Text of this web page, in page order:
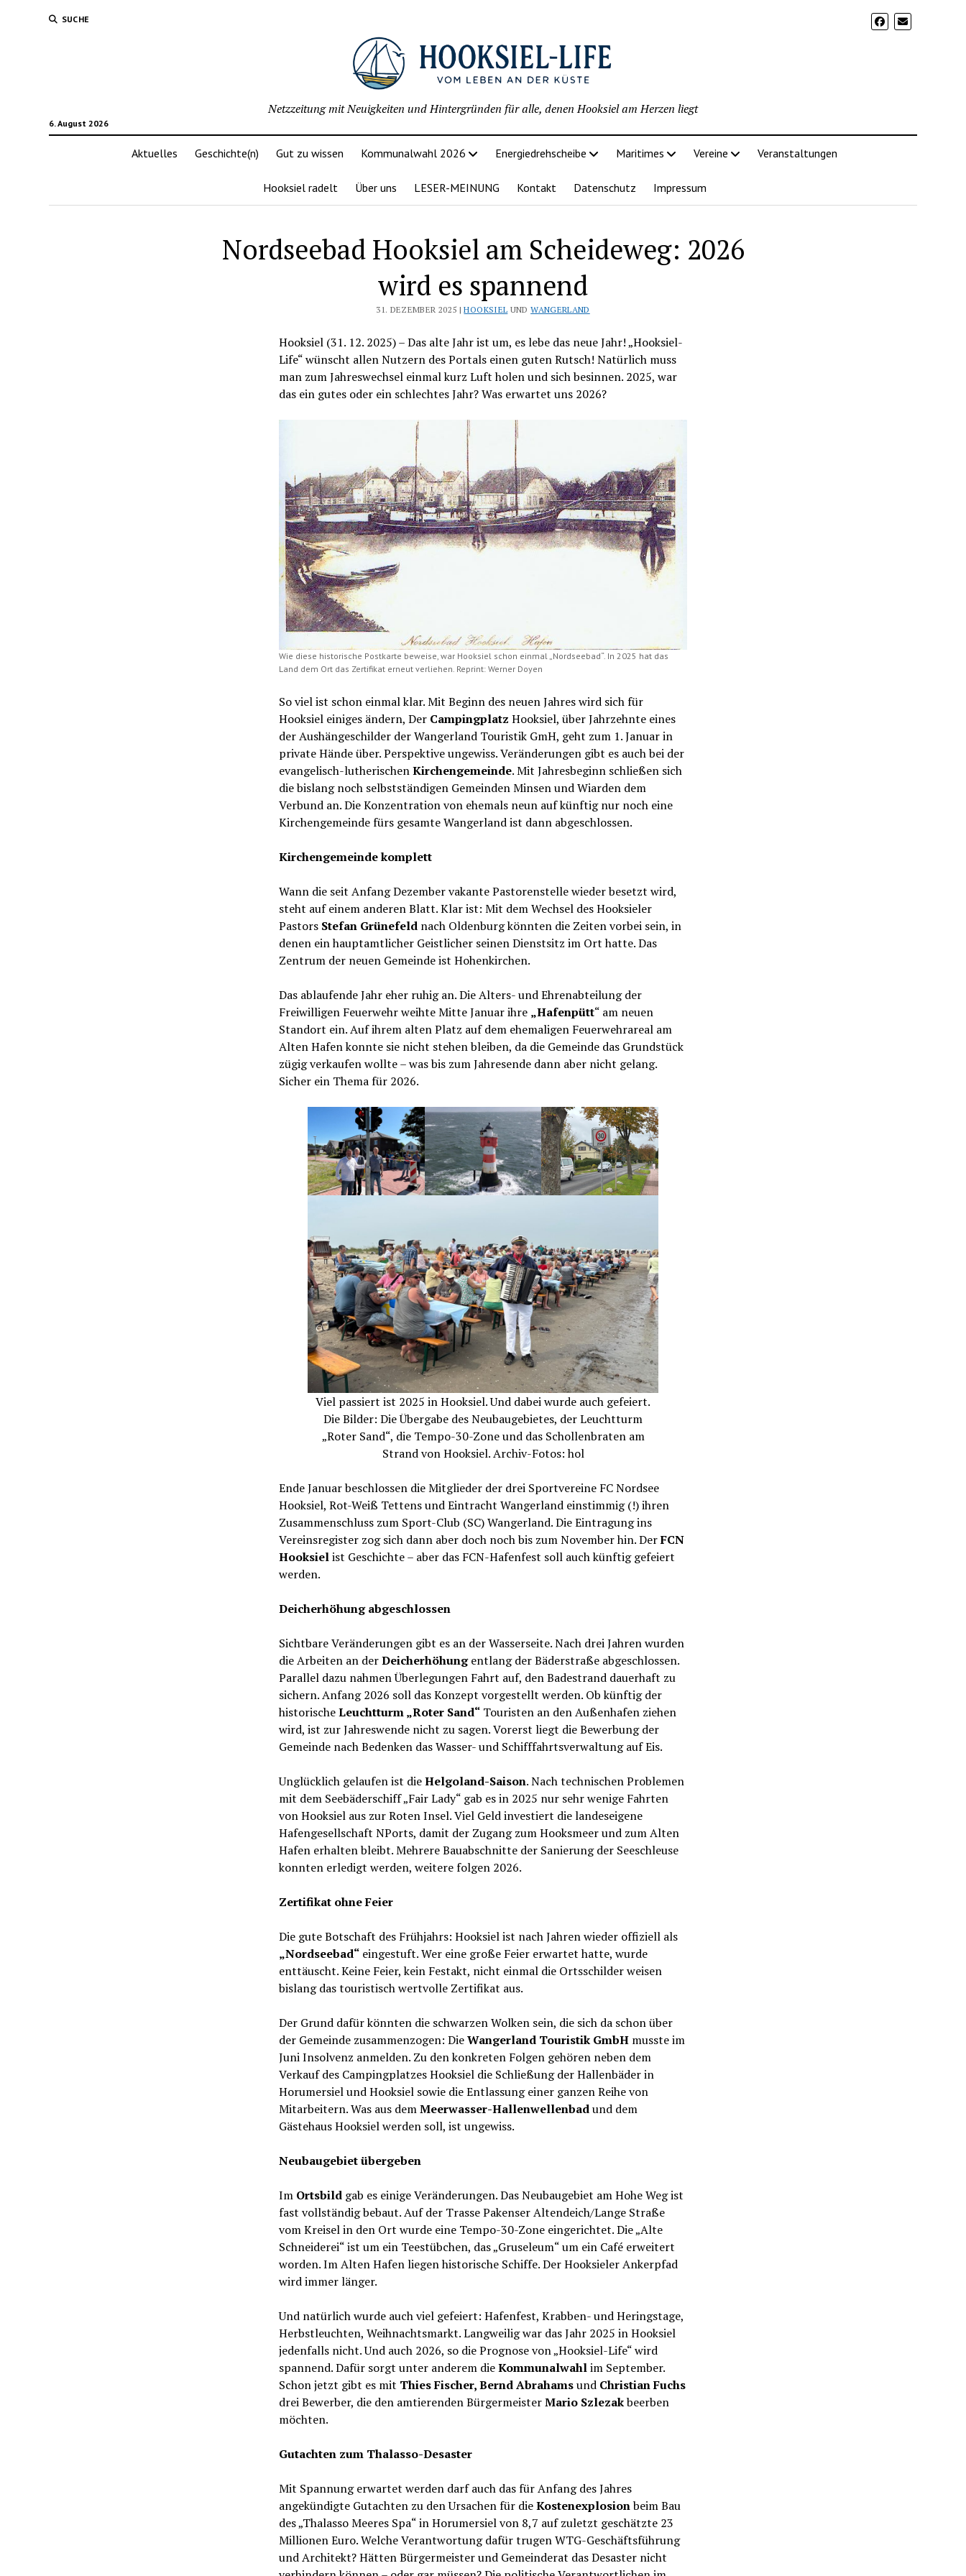
SUCHE
6. August 2026
Netzzeitung mit Neuigkeiten und Hintergründen für alle, denen Hooksiel am Herzen liegt
Aktuelles Geschichte(n) Gut zu wissen Kommunalwahl 2026 Energiedrehscheibe Maritimes Vereine Veranstaltungen
Hooksiel radelt Über uns LESER-MEINUNG Kontakt Datenschutz Impressum
Nordseebad Hooksiel am Scheideweg: 2026
wird es spannend
31. DEZEMBER 2025 |HOOKSIEL UNDWANGERLAND
Hooksiel (31. 12. 2025) – Das alte Jahr ist um, es lebe das neue Jahr! „Hooksiel-
Life“ wünscht allen Nutzern des Portals einen guten Rutsch! Natürlich muss
man zum Jahreswechsel einmal kurz Luft holen und sich besinnen. 2025, war
das ein gutes oder ein schlechtes Jahr? Was erwartet uns 2026?
Wie diese historische Postkarte beweise, war Hooksiel schon einmal „Nordseebad“. In 2025 hat das
Land dem Ort das Zertifikat erneut verliehen. Reprint: Werner Doyen
So viel ist schon einmal klar. Mit Beginn des neuen Jahres wird sich für
Hooksiel einiges ändern, Der Campingplatz Hooksiel, über Jahrzehnte eines
der Aushängeschilder der Wangerland Touristik GmH, geht zum 1. Januar in
private Hände über. Perspektive ungewiss. Veränderungen gibt es auch bei der
evangelisch-lutherischenKirchengemeinde. Mit Jahresbeginn schließen sich
die bislang noch selbstständigen Gemeinden Minsen und Wiarden dem
Verbund an. Die Konzentration von ehemals neun auf künftig nur noch eine
Kirchengemeinde fürs gesamte Wangerland ist dann abgeschlossen.
Kirchengemeinde komplett
Wann die seit Anfang Dezember vakante Pastorenstelle wieder besetzt wird,
steht auf einem anderen Blatt. Klar ist: Mit dem Wechsel des Hooksieler
Pastors Stefan Grünefeld nach Oldenburg könnten die Zeiten vorbei sein, in
denen ein hauptamtlicher Geistlicher seinen Dienstsitz im Ort hatte. Das
Zentrum der neuen Gemeinde ist Hohenkirchen.
Das ablaufende Jahr eher ruhig an. Die Alters- und Ehrenabteilung der
Freiwilligen Feuerwehr weihte Mitte Januar ihre „Hafenpütt“ am neuen
Standort ein. Auf ihrem alten Platz auf dem ehemaligen Feuerwehrareal am
Alten Hafen konnte sie nicht stehen bleiben, da die Gemeinde das Grundstück
zügig verkaufen wollte – was bis zum Jahresende dann aber nicht gelang.
Sicher ein Thema für 2026.
Viel passiert ist 2025 in Hooksiel. Und dabei wurde auch gefeiert.
Die Bilder: Die Übergabe des Neubaugebietes, der Leuchtturm
„Roter Sand“, die Tempo-30-Zone und das Schollenbraten am
Strand von Hooksiel. Archiv-Fotos: hol
Ende Januar beschlossen die Mitglieder der drei Sportvereine FC Nordsee
Hooksiel, Rot-Weiß Tettens und Eintracht Wangerland einstimmig (!) ihren
Zusammenschluss zum Sport-Club (SC) Wangerland. Die Eintragung ins
Vereinsregister zog sich dann aber doch noch bis zum November hin. DerFCN
Hooksielist Geschichte – aber das FCN-Hafenfest soll auch künftig gefeiert
werden.
Deicherhöhung abgeschlossen
Sichtbare Veränderungen gibt es an der Wasserseite. Nach drei Jahren wurden
die Arbeiten an derDeicherhöhungentlang der Bäderstraße abgeschlossen.
Parallel dazu nahmen Überlegungen Fahrt auf, den Badestrand dauerhaft zu
sichern. Anfang 2026 soll das Konzept vorgestellt werden. Ob künftig der
historischeLeuchtturm „Roter Sand“Touristen an den Außenhafen ziehen
wird, ist zur Jahreswende nicht zu sagen. Vorerst liegt die Bewerbung der
Gemeinde nach Bedenken das Wasser- und Schifffahrtsverwaltung auf Eis.
Unglücklich gelaufen ist dieHelgoland-Saison. Nach technischen Problemen
mit dem Seebäderschiff „Fair Lady“ gab es in 2025 nur sehr wenige Fahrten
von Hooksiel aus zur Roten Insel. Viel Geld investiert die landeseigene
Hafengesellschaft NPorts, damit der Zugang zum Hooksmeer und zum Alten
Hafen erhalten bleibt. Mehrere Bauabschnitte der Sanierung der Seeschleuse
konnten erledigt werden, weitere folgen 2026.
Zertifikat ohne Feier
Die gute Botschaft des Frühjahrs: Hooksiel ist nach Jahren wieder offiziell als
„Nordseebad“eingestuft. Wer eine große Feier erwartet hatte, wurde
enttäuscht. Keine Feier, kein Festakt, nicht einmal die Ortsschilder weisen
bislang das touristisch wertvolle Zertifikat aus.
Der Grund dafür könnten die schwarzen Wolken sein, die sich da schon über
der Gemeinde zusammenzogen: DieWangerland Touristik GmbH musste im
Juni Insolvenz anmelden. Zu den konkreten Folgen gehören neben dem
Verkauf des Campingplatzes Hooksiel die Schließung der Hallenbäder in
Horumersiel und Hooksiel sowie die Entlassung einer ganzen Reihe von
Mitarbeitern. Was aus demMeerwasser-Hallenwellenbadund dem
Gästehaus Hooksiel werden soll, ist ungewiss.
Neubaugebiet übergeben
Im Ortsbild gab es einige Veränderungen. Das Neubaugebiet am Hohe Weg ist
fast vollständig bebaut. Auf der Trasse Pakenser Altendeich/Lange Straße
vom Kreisel in den Ort wurde eine Tempo-30-Zone eingerichtet. Die „Alte
Schneiderei“ ist um ein Teestübchen, das „Gruseleum“ um ein Café erweitert
worden. Im Alten Hafen liegen historische Schiffe. Der Hooksieler Ankerpfad
wird immer länger.
Und natürlich wurde auch viel gefeiert: Hafenfest, Krabben- und Heringstage,
Herbstleuchten, Weihnachtsmarkt. Langweilig war das Jahr 2025 in Hooksiel
jedenfalls nicht. Und auch 2026, so die Prognose von „Hooksiel-Life“ wird
spannend. Dafür sorgt unter anderem dieKommunalwahlim September.
Schon jetzt gibt es mit Thies Fischer, Bernd Abrahamsund Christian Fuchs
drei Bewerber, die den amtierenden BürgermeisterMario Szlezakbeerben
möchten.
Gutachten zum Thalasso-Desaster
Mit Spannung erwartet werden darf auch das für Anfang des Jahres
angekündigte Gutachten zu den Ursachen für dieKostenexplosionbeim Bau
des „Thalasso Meeres Spa“ in Horumersiel von 8,7 auf zuletzt geschätzte 23
Millionen Euro. Welche Verantwortung dafür trugen WTG-Geschäftsführung
und Architekt? Hätten Bürgermeister und Gemeinderat das Desaster nicht